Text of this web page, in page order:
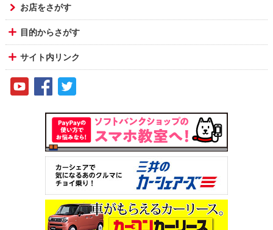
お店をさがす
目的からさがす
サイト内リンク